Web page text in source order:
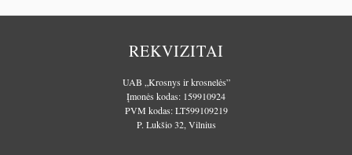
REKVIZITAI
UAB „Krosnys ir krosnelės”
Įmonės kodas: 159910924
PVM kodas: LT599109219
P. Lukšio 32, Vilnius